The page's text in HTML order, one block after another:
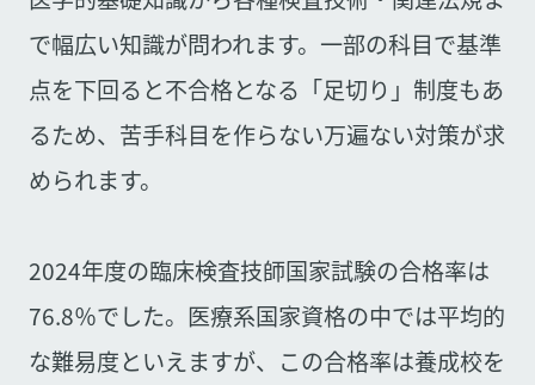
で幅広い知識が問われます。一部の科目で基準
点を下回ると不合格となる「足切り」制度もあ
るため、苦手科目を作らない万遍ない対策が求
められます。
2024年度の臨床検査技師国家試験の合格率は
76.8％でした。医療系国家資格の中では平均的
な難易度といえますが、この合格率は養成校を